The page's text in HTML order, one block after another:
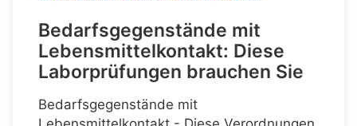
Bedarfsgegenstände mit
Lebensmittelkontakt: Diese
Laborprüfungen brauchen Sie
Bedarfsgegenstände mit